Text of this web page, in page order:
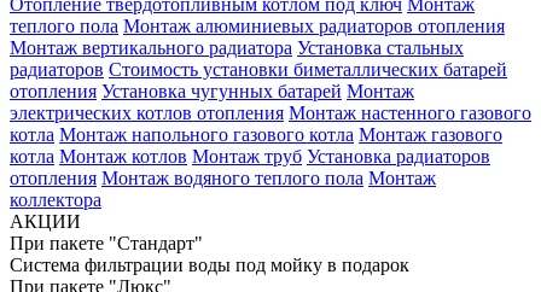
теплого пола Монтаж алюминиевых радиаторов отопления
Монтаж вертикального радиатора Установка стальных
радиаторов Стоимость установки биметаллических батарей
отопления Установка чугунных батарей Монтаж
электрических котлов отопления Монтаж настенного газового
котла Монтаж напольного газового котла Монтаж газового
котла Монтаж котлов Монтаж труб Установка радиаторов
отопления Монтаж водяного теплого пола Монтаж
коллектора
АКЦИИ
При пакете "Стандарт"
Система фильтрации воды под мойку в подарок
При пакете "Люкс"